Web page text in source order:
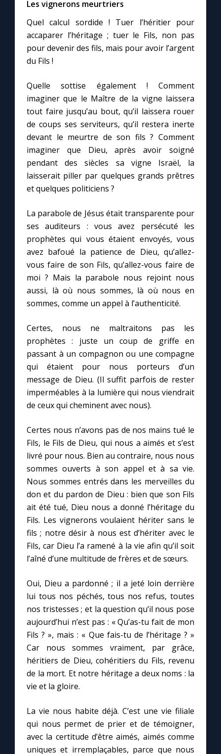
Les vignerons meurtriers
Quel calcul sordide ! Tuer l’héritier pour
accaparer l’héritage ; tuer le Fils, non pas
pour devenir des fils, mais pour avoir l’argent
du Fils !
Quelle sottise également ! Comment
imaginer que le Maître de la vigne laissera
tout faire jusqu’au bout, qu’il laissera rouer
de coups ses serviteurs, qu’il restera inerte
devant le meurtre de son fils ? Comment
imaginer que Dieu, après avoir soigné
pendant des siècles sa vigne Israël, la
laisserait piller par quelques grands prêtres
et quelques politiciens ?
La parabole de Jésus était transparente pour
ses auditeurs : vous avez persécuté les
prophètes qui vous étaient envoyés, vous
avez bafoué la patience de Dieu, qu’allez-
vous faire de son Fils, qu’allez-vous faire de
moi ? Mais la parabole nous rejoint nous
aussi, là où nous sommes, là où nous en
sommes, comme un appel à l’authenticité.
Certes, nous ne maltraitons pas les
prophètes : juste un coup de griffe en
passant à un compagnon ou une compagne
qui étaient pour nous porteurs d’un
message de Dieu. (Il suffit parfois de rester
imperméables à la lumière qui nous viendrait
de ceux qui cheminent avec nous).
Certes nous n’avons pas de nos mains tué le
Fils, le Fils de Dieu, qui nous a aimés et s’est
livré pour nous. Bien au contraire, nous nous
sommes ouverts à son appel et à sa vie.
Nous sommes entrés dans les merveilles du
don et du pardon de Dieu : bien que son Fils
ait été tué, Dieu nous a donné l’héritage du
Fils. Les vignerons voulaient hériter sans le
fils ; notre désir à nous est d’hériter avec le
Fils, car Dieu l’a ramené à la vie afin qu’il soit
l’aîné d’une multitude de frères et de sœurs.
Oui, Dieu a pardonné ; il a jeté loin derrière
lui tous nos péchés, tous nos refus, toutes
nos tristesses ; et la question qu’il nous pose
aujourd’hui n’est pas : « Qu’as-tu fait de mon
Fils ? », mais : « Que fais-tu de l’héritage ? »
Car nous sommes vraiment, par grâce,
héritiers de Dieu, cohéritiers du Fils, revenu
de la mort. Et notre héritage a deux noms : la
vie et la gloire.
La vie nous habite déjà. C’est une vie filiale
qui nous permet de prier et de témoigner,
avec la certitude d’être aimés, aimés comme
uniques et irremplaçables, parce que nous